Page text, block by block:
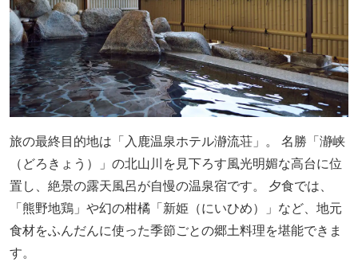
旅の最終目的地は「入鹿温泉ホテル瀞流荘」。 名勝「瀞峡
（どろきょう）」の北山川を見下ろす風光明媚な高台に位
置し、絶景の露天風呂が自慢の温泉宿です。 夕食では、
「熊野地鶏」や幻の柑橘「新姫（にいひめ）」など、地元
食材をふんだんに使った季節ごとの郷土料理を堪能できま
す。